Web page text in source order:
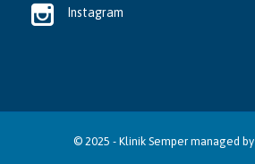
 Instagram
© 2025 - Klinik Sempermanaged by